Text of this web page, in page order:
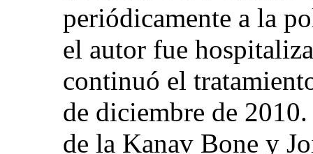
periódicamente a la
el autor fue
continuó el
de diciembre de
de la Kanav Bone y